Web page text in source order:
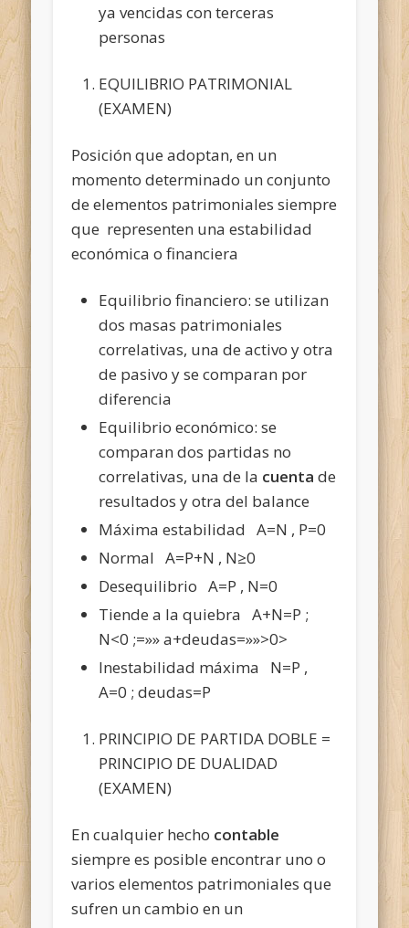
ya vencidas con terceras
personas
EQUILIBRIO PATRIMONIAL
(EXAMEN)
Posición que adoptan, en un
momento determinado un conjunto
de elementos patrimoniales siempre
que representen una estabilidad
económica o financiera
Equilibrio financiero: se utilizan
dos masas patrimoniales
correlativas, una de activo y otra
de pasivo y se comparan por
diferencia
Equilibrio económico: se
comparan dos partidas no
correlativas, una de la cuenta de
resultados y otra del balance
Máxima estabilidad A=N , P=0
Normal A=P+N , N≥0
Desequilibrio A=P , N=0
Tiende a la quiebra A+N=P ;
N<0 ;=»» a+deudas=»»>0>
Inestabilidad máxima N=P ,
A=0 ; deudas=P
PRINCIPIO DE PARTIDA DOBLE =
PRINCIPIO DE DUALIDAD
(EXAMEN)
En cualquier hecho contable
siempre es posible encontrar uno o
varios elementos patrimoniales que
sufren un cambio en un